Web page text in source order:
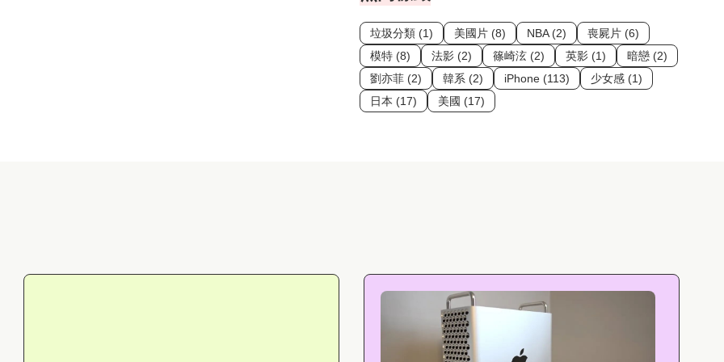
垃圾分類 (1) 美國片 (8) NBA (2)
喪屍片 (6)
模特 (8)
法影 (2) 篠崎泫 (2) 英影 (1)
暗戀 (2)
劉亦菲 (2)
韓系 (2) iPhone (113)
少女感 (1)
日本 (17)
美國 (17)